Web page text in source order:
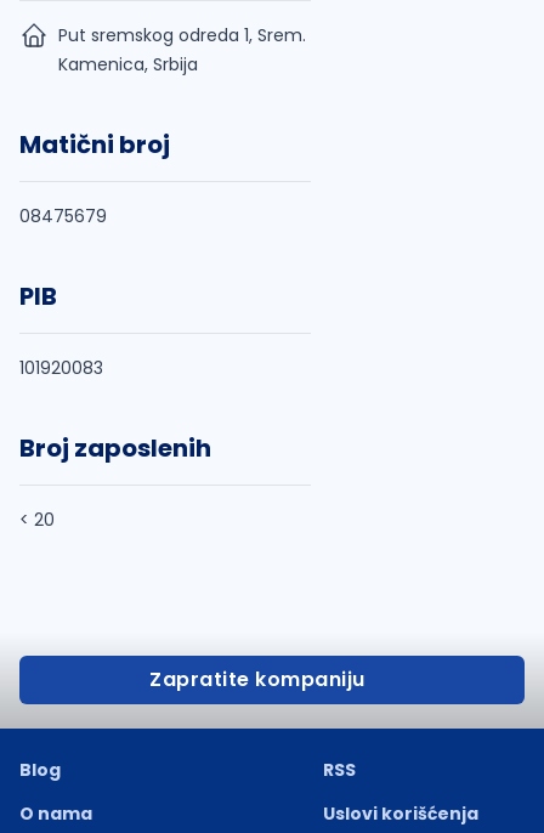
Put sremskog odreda 1, Srem.
Kamenica, Srbija
Matični broj
08475679
PIB
101920083
Broj zaposlenih
< 20
Zapratite kompaniju
Blog
O nama
RSS
Uslovi korišćenja